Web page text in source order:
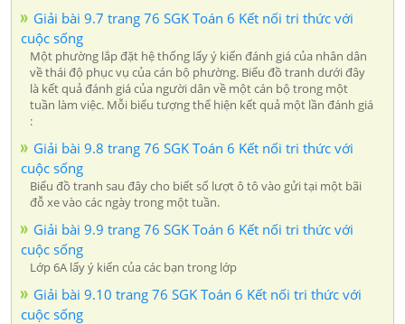
Giải bài 9.7 trang 76 SGK Toán 6 Kết nối tri thức với
cuộc sống
Một phường lắp đặt hệ thống lấy ý kiến đánh giá của nhân dân
về thái độ phục vụ của cán bộ phường. Biểu đồ tranh dưới đây
là kết quả đánh giá của người dân về một cán bộ trong một
tuần làm việc. Mỗi biểu tượng thể hiện kết quả một lần đánh giá
:
Giải bài 9.8 trang 76 SGK Toán 6 Kết nối tri thức với
cuộc sống
Biểu đồ tranh sau đây cho biết số lượt ô tô vào gửi tại một bãi
đỗ xe vào các ngày trong một tuần.
Giải bài 9.9 trang 76 SGK Toán 6 Kết nối tri thức với
cuộc sống
Lớp 6A lấy ý kiến của các bạn trong lớp
Giải bài 9.10 trang 76 SGK Toán 6 Kết nối tri thức với
cuộc sống